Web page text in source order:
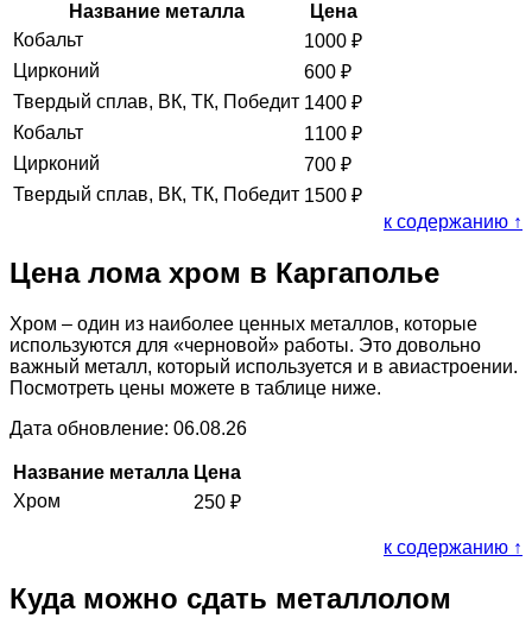
Название металла
Цена
Кобальт
1000 ₽
Цирконий
600 ₽
Твердый сплав, ВК, ТК, Победит 1400 ₽
Кобальт
1100 ₽
Цирконий
700 ₽
Твердый сплав, ВК, ТК, Победит 1500 ₽
к содержанию ↑
Цена лома хром в Каргаполье
Хром – один из наиболее ценных металлов, которые
используются для «черновой» работы. Это довольно
важный металл, который используется и в авиастроении.
Посмотреть цены можете в таблице ниже.
Дата обновление: 06.08.26
Название металла Цена
Хром
250 ₽
к содержанию ↑
Куда можно сдать металлолом